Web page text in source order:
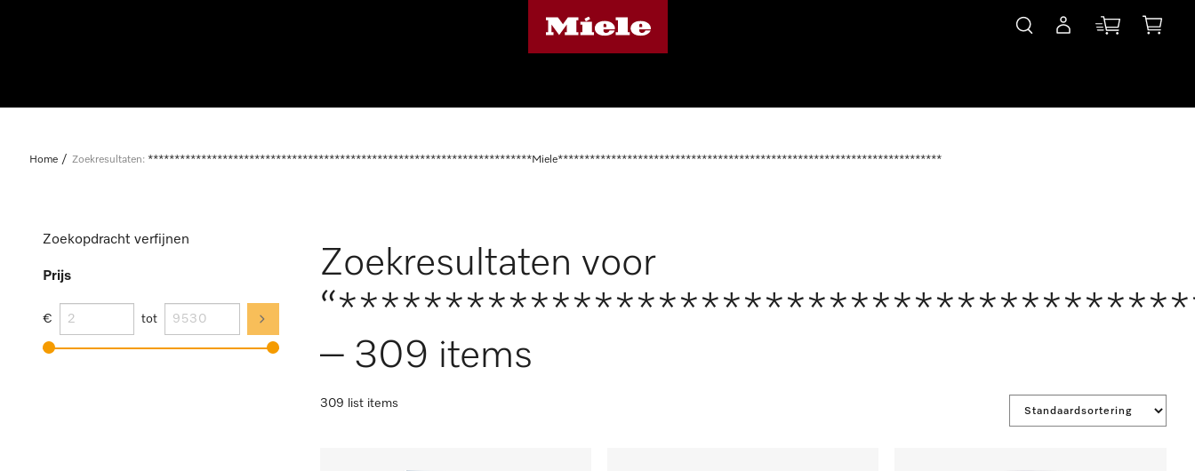
Home Zoekresultaten: ************************************************************************Miele************************************************************************
Zoekopdracht verfijnen
Prijs
€ tot
Zoekresultaten voor
– 309 items
309 list items